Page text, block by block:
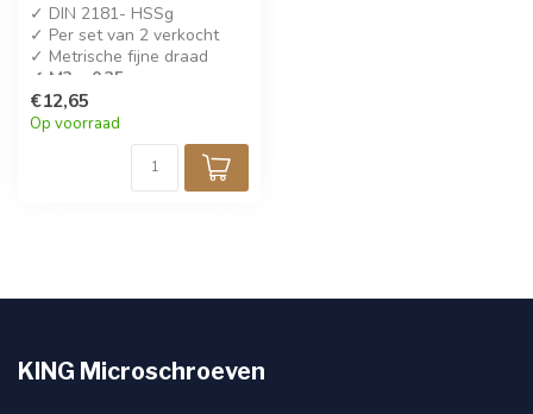
✓ DIN 2181- HSSg
✓ Per set van 2 verkocht
✓ Metrische fijne draad
✓ M3 x 0,35
€12,65
Op voorraad
KING Microschroeven